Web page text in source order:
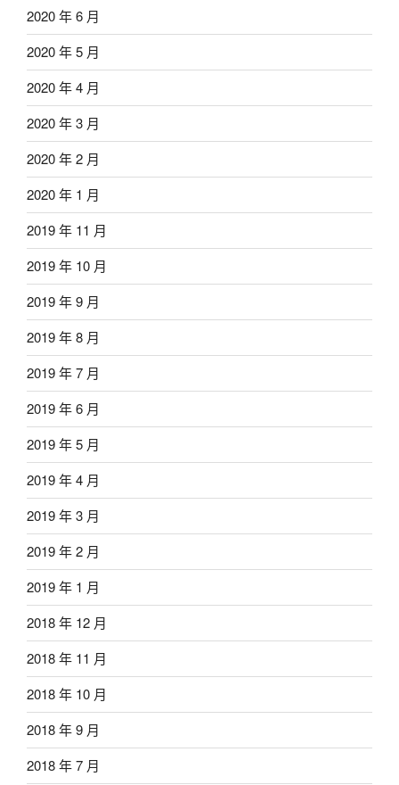
2020 年 6 月
2020 年 5 月
2020 年 4 月
2020 年 3 月
2020 年 2 月
2020 年 1 月
2019 年 11 月
2019 年 10 月
2019 年 9 月
2019 年 8 月
2019 年 7 月
2019 年 6 月
2019 年 5 月
2019 年 4 月
2019 年 3 月
2019 年 2 月
2019 年 1 月
2018 年 12 月
2018 年 11 月
2018 年 10 月
2018 年 9 月
2018 年 7 月